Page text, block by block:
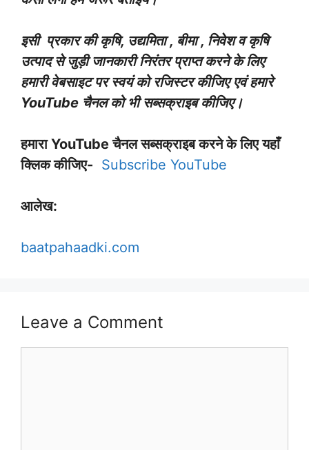
इसी प्रकार की कृषि, उद्यमिता , बीमा , निवेश व कृषि
उत्पाद से जुड़ी जानकारी निरंतर प्राप्त करने के लिए
हमारी वेबसाइट पर स्वयं को रजिस्टर कीजिए एवं हमारे
YouTube चैनल को भी सब्सक्राइब कीजिए।
हमारा YouTube चैनल सब्सक्राइब करने के लिए यहाँ
क्लिक कीजिए- Subscribe YouTube
आलेख:
baatpahaadki.com
Leave a Comment